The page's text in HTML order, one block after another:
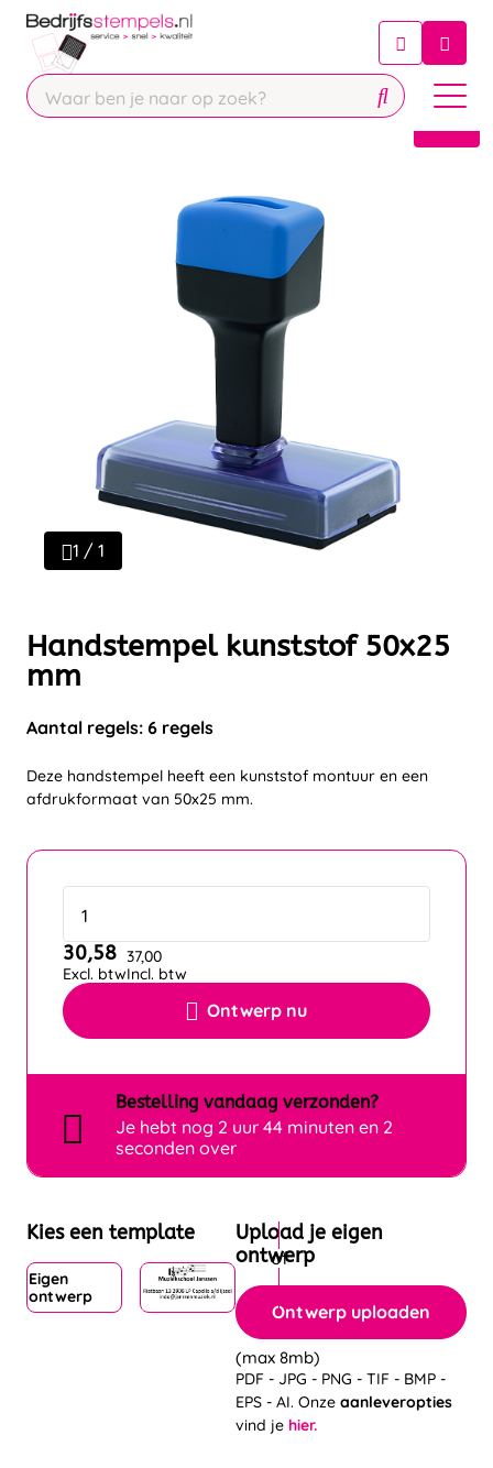
Chatbot
Chat 24/7 met onze chatbot voor
Contact
1 / 1
Handstempel kunststof 50x25
mm
Aantal regels: 6 regels
Deze handstempel heeft een kunststof montuur en een
afdrukformaat van 50x25 mm.
Ontwerp nu
30,58
Excl. btw
37,00
Incl. btw
Bestelling vandaag verzonden?
Je hebt nog 2 uur 44 minuten en 1
seconden over
Kies een template
Eigen
ontwerp
Upload je eigen
ontwerp
Ontwerp uploaden
(max 8mb)
PDF - JPG - PNG - TIF - BMP -
EPS - AI. Onze aanleveropties
vind je hier.